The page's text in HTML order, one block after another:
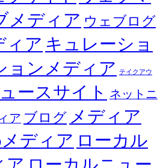
メディア ウェブログ
ィア キュレーショ
ョンメディア テイクアウ
ースサイト ネットニ
ア ブログ メディア
ディア ローカル